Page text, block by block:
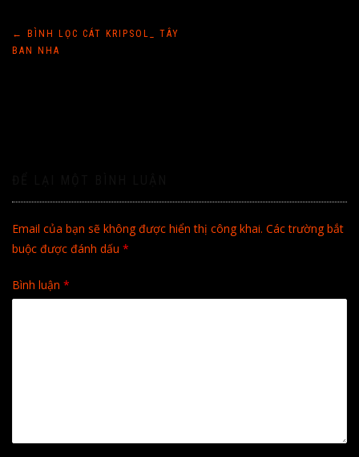
Điều
←
BÌNH LỌC CÁT KRIPSOL_ TÂY
BAN NHA
Email của bạn sẽ không được hiển thị công khai. Các trường bắt
buộc được đánh dấu *
Bình luận *